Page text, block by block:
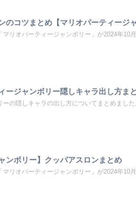
のコツまとめ【マリオパーティージ
リオパーティージャンボリー」が2024年10
ージャンボリー隠しキャラ出し方ま
の隠しキャラの出し方についてまとめました
ンボリー】クッパアスロンまとめ
リオパーティージャンボリー」が2024年10